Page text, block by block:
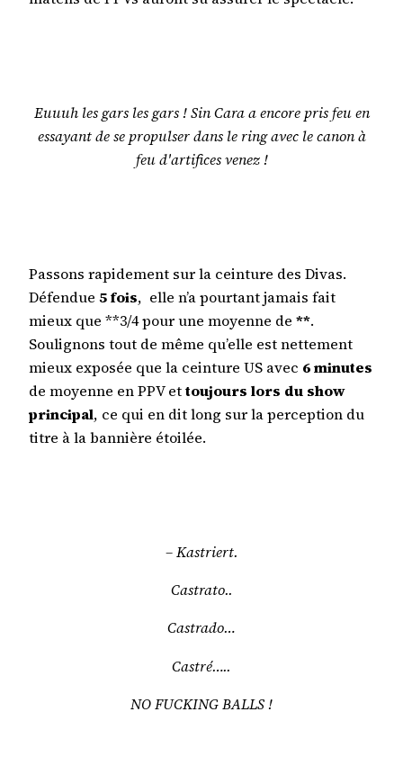
Euuuh les gars les gars ! Sin Cara a encore pris feu en
essayant de se propulser dans le ring avec le canon à
feu d'artifices venez !
Passons rapidement sur la ceinture des Divas.
Défendue 5 fois, elle n’a pourtant jamais fait
mieux que **3/4 pour une moyenne de **.
Soulignons tout de même qu’elle est nettement
mieux exposée que la ceinture US avec 6 minutes
de moyenne en PPV ettoujours lors du show
principal, ce qui en dit long sur la perception du
titre à la bannière étoilée.
– Kastriert.
Castrato..
Castrado…
Castré…..
NO FUCKING BALLS !